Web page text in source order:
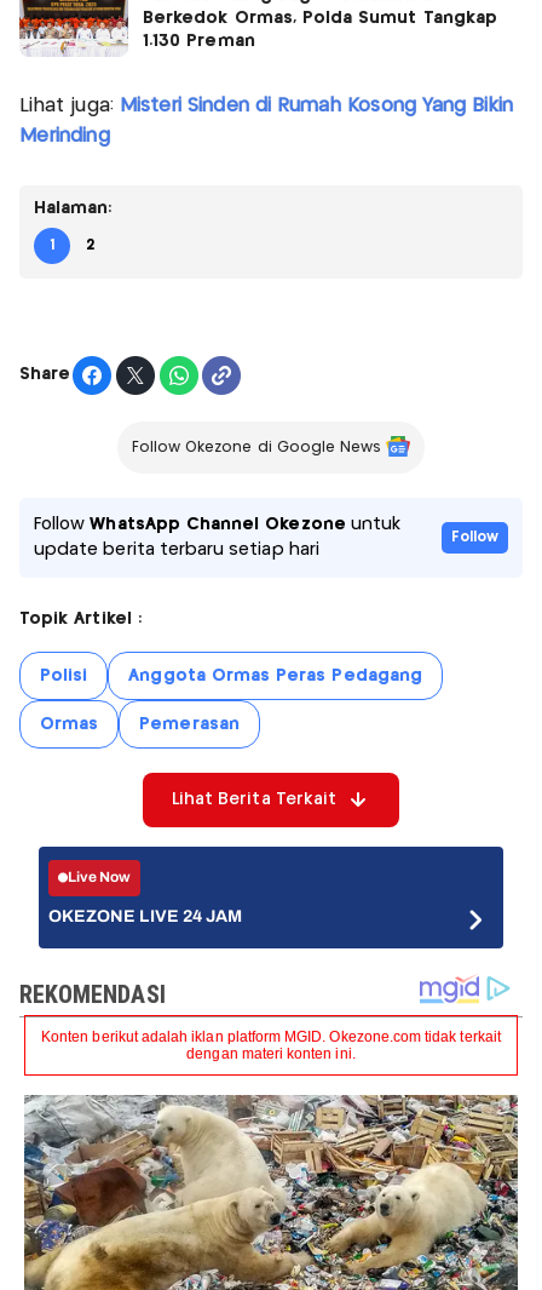
Berkedok Ormas, Polda Sumut Tangkap
1.130 Preman
Lihat juga: Misteri Sinden di Rumah Kosong Yang Bikin
Merinding
Halaman:
1 2
Share
Follow Okezone di Google News
FollowWhatsApp Channel Okezone untuk
update berita terbaru setiap hari
Follow
Topik Artikel :
Polisi Anggota Ormas Peras Pedagang
Ormas Pemerasan
Lihat Berita Terkait
Live Now
OKEZONE LIVE 24 JAM